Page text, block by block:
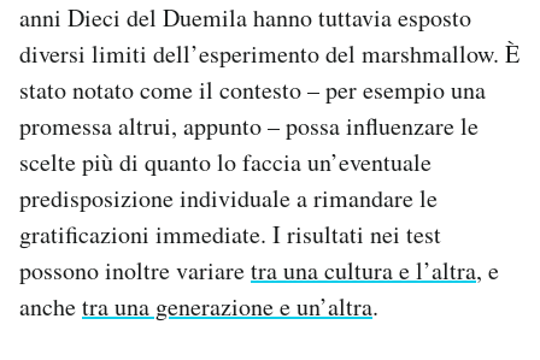
anni Dieci del Duemila hanno tuttavia esposto
diversi limiti dell’esperimento del marshmallow. È
stato notato come il contesto – per esempio una
promessa altrui, appunto – possa influenzare le
scelte più di quanto lo faccia un’eventuale
predisposizione individuale a rimandare le
gratificazioni immediate. I risultati nei test
possono inoltre variaretra una cultura e l’altra, e
anchetra una generazione e un’altra.